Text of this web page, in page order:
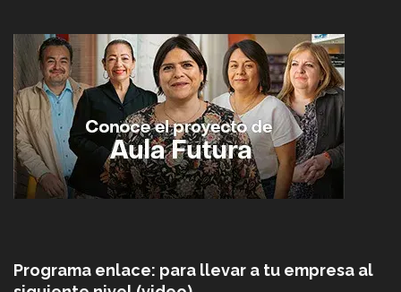
Programa enlace: para llevar a tu empresa al